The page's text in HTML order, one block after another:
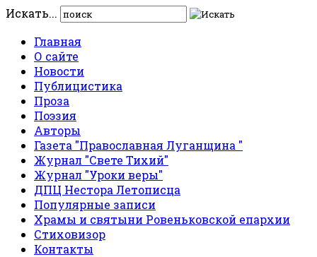
Искать...
Главная
О сайте
Новости
Публицистика
Проза
Поэзия
Авторы
Газета "Православная Луганщина "
Журнал "Свете Тихий"
Журнал "Уроки веры"
ДПЦ Нестора Летописца
Популярные записи
Храмы и святыни Ровеньковской епархии
Стиховизор
Контакты